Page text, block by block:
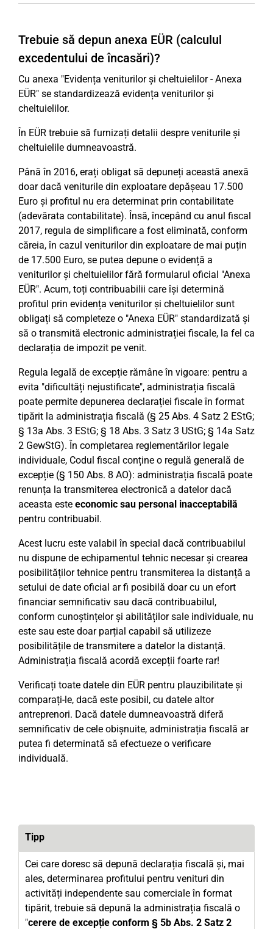
Trebuie să depun anexa EÜR (calculul
excedentului de încasări)?
Cu anexa "Evidența veniturilor și cheltuielilor - Anexa
EÜR" se standardizează evidența veniturilor și
cheltuielilor.
În EÜR trebuie să furnizați detalii despre veniturile și
cheltuielile dumneavoastră.
Până în 2016, erați obligat să depuneți această anexă
doar dacă veniturile din exploatare depășeau 17.500
Euro și profitul nu era determinat prin contabilitate
(adevărata contabilitate). Însă, începând cu anul fiscal
2017, regula de simplificare a fost eliminată, conform
căreia, în cazul veniturilor din exploatare de mai puțin
de 17.500 Euro, se putea depune o evidență a
veniturilor și cheltuielilor fără formularul oficial "Anexa
EÜR". Acum, toți contribuabilii care își determină
profitul prin evidența veniturilor și cheltuielilor sunt
obligați să completeze o "Anexa EÜR" standardizată și
să o transmită electronic administrației fiscale, la fel ca
declarația de impozit pe venit.
Regula legală de excepție rămâne în vigoare: pentru a
evita "dificultăți nejustificate", administrația fiscală
poate permite depunerea declarației fiscale în format
tipărit la administrația fiscală (§ 25 Abs. 4 Satz 2 EStG;
§ 13a Abs. 3 EStG; § 18 Abs. 3 Satz 3 UStG; § 14a Satz
2 GewStG). În completarea reglementărilor legale
individuale, Codul fiscal conține o regulă generală de
excepție (§ 150 Abs. 8 AO): administrația fiscală poate
renunța la transmiterea electronică a datelor dacă
aceasta este economic sau personal inacceptabilă
pentru contribuabil.
Acest lucru este valabil în special dacă contribuabilul
nu dispune de echipamentul tehnic necesar și crearea
posibilităților tehnice pentru transmiterea la distanță a
setului de date oficial ar fi posibilă doar cu un efort
financiar semnificativ sau dacă contribuabilul,
conform cunoștințelor și abilităților sale individuale, nu
este sau este doar parțial capabil să utilizeze
posibilitățile de transmitere a datelor la distanță.
Administrația fiscală acordă excepții foarte rar!
Verificați toate datele din EÜR pentru plauzibilitate și
comparați-le, dacă este posibil, cu datele altor
antreprenori. Dacă datele dumneavoastră diferă
semnificativ de cele obișnuite, administrația fiscală ar
putea fi determinată să efectueze o verificare
individuală.
Tipp
Cei care doresc să depună declarația fiscală și, mai
ales, determinarea profitului pentru venituri din
activități independente sau comerciale în format
tipărit, trebuie să depună la administrația fiscală o
"cerere de excepție conform § 5b Abs. 2 Satz 2